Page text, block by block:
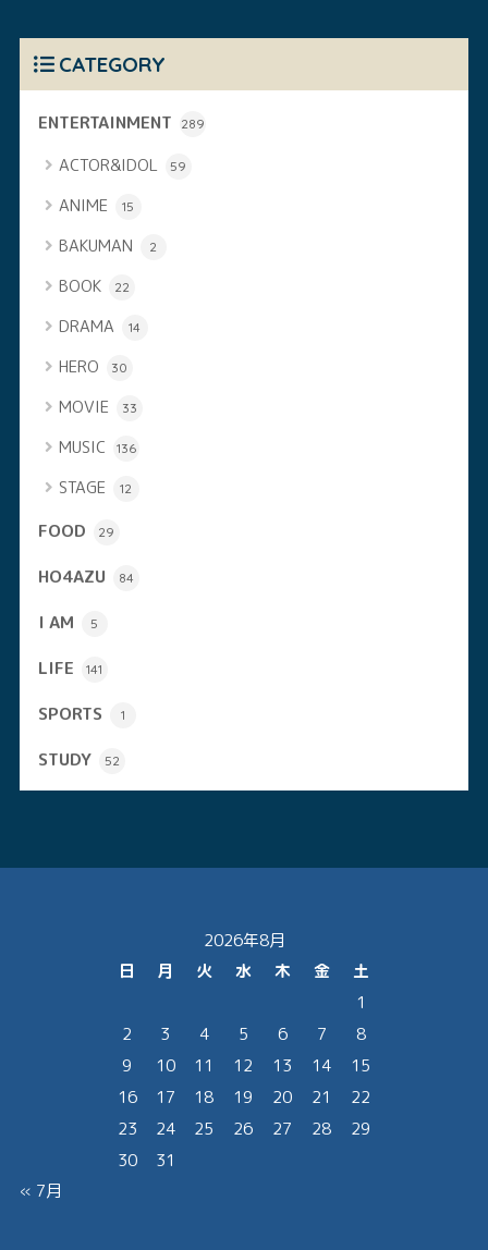
CATEGORY
ENTERTAINMENT 289
ACTOR&IDOL 59
ANIME 15
BAKUMAN 2
BOOK 22
DRAMA 14
HERO 30
MOVIE 33
MUSIC 136
STAGE 12
FOOD 29
HO4AZU 84
I AM 5
LIFE 141
SPORTS 1
STUDY 52
2026年8月
日
月 火 水 木 金
土
1
2
3 4 5 6 7
8
9
10 11 12 13 14
15
16
17 18 19 20 21
22
23
24 25 26 27 28
29
30
31
« 7月